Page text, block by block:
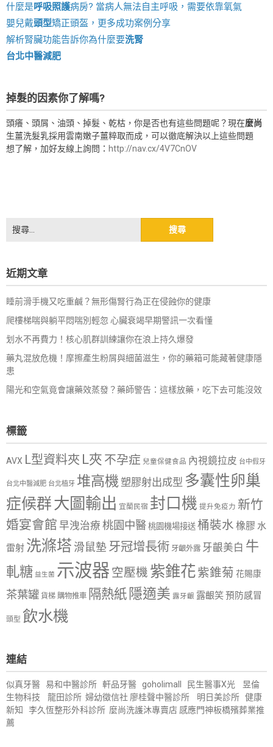
什麼是呼吸照護病房? 當病人無法自主呼吸，需要依靠氧氣
嬰兒戴頭型矯正頭盔，更多成功案例分享
解析腎臟功能告訴你為什麼要洗腎
台北中醫減肥
掉髮的因素你了解嗎?
頭癢、頭屑、油頭、掉髮、乾枯，你是否也有這些問題呢？現在麼尚
生薑洗髮乳採用雲南嫩子薑粹取而成，可以徹底解決以上這些問題
想了解，加好友線上詢問： http://nav.cx/4V7CnOV
搜
尋
字:
近期文章
睡前滑手機又吃重鹹？無形傷腎行為正在侵蝕你的健康
爬樓梯喘與躺平悶喘別輕忽 心臟衰竭早期警訊一次看懂
划水不再費力！核心肌群訓練讓你在浪上持久爆發
藥丸混放危機！摩擦產生粉屑與細菌滋生，你的藥箱可能藏著健康隱
患
陽光和空氣竟會讓藥效蒸發？藥師警告：這樣放藥，吃下去可能沒效
標籤
AVX L型資料夾 L夾 不孕症 兒童保健食品 內視鏡拉皮 台中假牙
台北中醫減肥 台北植牙 堆高機塑膠射出成型 多囊性卵巢
症候群大圖輸出 宜蘭民宿 封口機 提升免疫力 新竹
婚宴會館 早洩治療 桃園中醫 桃園機場接送 桶裝水 橡膠 水
雷射 洗滌塔 滑鼠墊 牙冠增長術 牙齦外露 牙齦美白 牛
軋糖 益生菌 示波器 空壓機 紫錐花紫錐菊 花賜康
茶葉罐 貨梯 購物推車 隔熱紙 隱適美 露牙齦 露齦笑預防感冒
頭型 飲水機
連結
似真牙醫 易和中醫診所 軒品牙醫 goholimall 民生醫事X光
昱倫
生物科技
龍田診所 婦幼徵信社 廖桂聲中醫診所 明日美診所 健康
新知
李久恆整形外科診所 麼尚洗護沐專賣店 感應門神板橋殯葬業推
薦